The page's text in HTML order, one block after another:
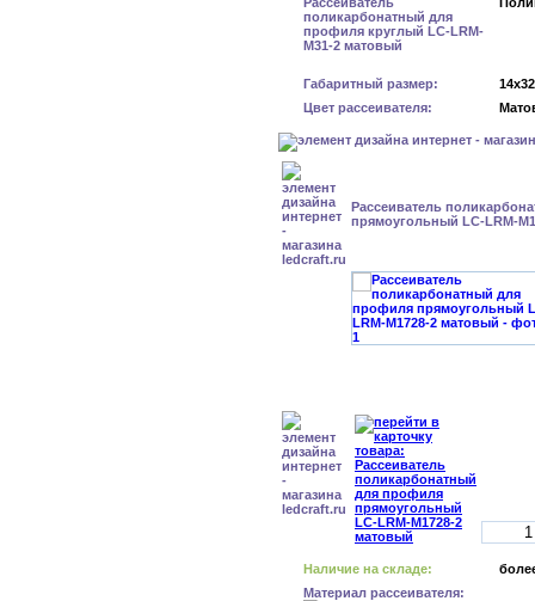
Габаритный размер:
Цвет рассеивателя:
Рассеиватель
прямоугольный LC-LRM-
Наличие на складе:
Материал рассеивателя: